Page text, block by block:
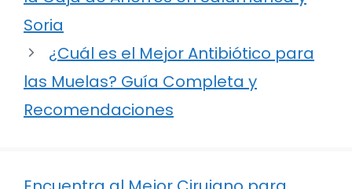
Soria
¿Cuál es el Mejor Antibiótico para
las Muelas? Guía Completa y
Recomendaciones